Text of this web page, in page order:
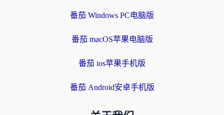
番茄 Windows PC电脑版
番茄 macOS苹果电脑版
番茄 ios苹果手机版
番茄 Android安卓手机版